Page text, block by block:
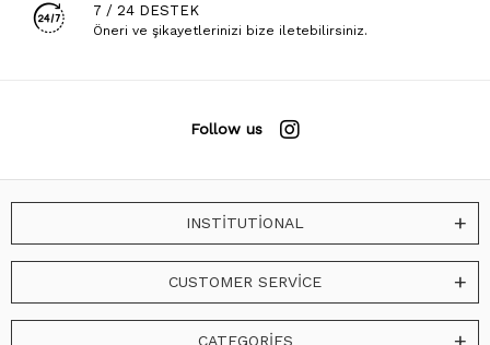
7 / 24 DESTEK
Öneri ve şikayetlerinizi bize iletebilirsiniz.
Follow us
INSTİTUTİONAL
CUSTOMER SERVİCE
CATEGORİES